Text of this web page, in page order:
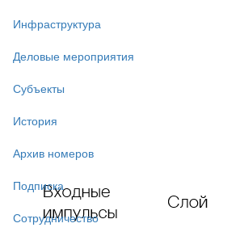
Инфраструктура
Деловые мероприятия
Субъекты
История
Архив номеров
Подписка
Сотрудничество